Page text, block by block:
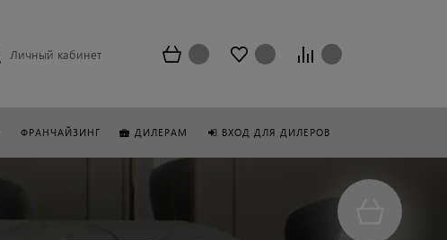
Личный кабинет
ФРАНЧАЙЗИНГ ДИЛЕРАМ ВХОД ДЛЯ ДИЛЕРОВ